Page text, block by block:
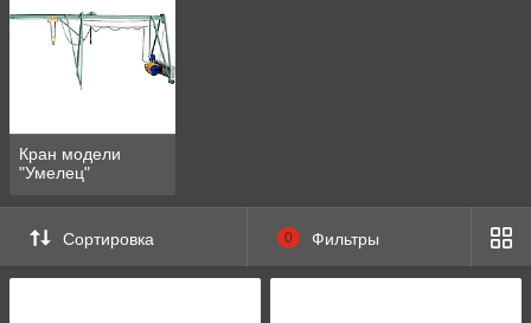
Кран модели
"Умелец"
Сортировка 0 Фильтры